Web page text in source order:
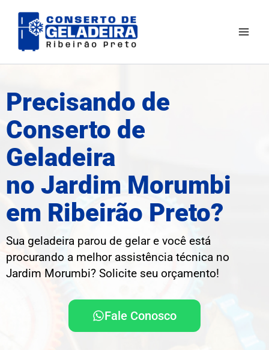
para
Precisando de
Conserto de
Geladeira
no Jardim Morumbi
em Ribeirão Preto?
Sua geladeira parou de gelar e você está
procurando a melhor assistência técnica no
Jardim Morumbi? Solicite seu orçamento!
Fale Conosco